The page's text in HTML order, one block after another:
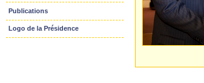
Publications
Logo de la Présidence